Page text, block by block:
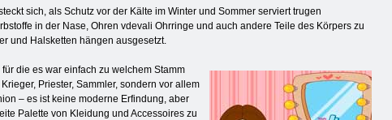
sich, als Schutz vor der Kälte im Winter und Sommer serviert trugen
in der Nase, Ohren vdevali Ohrringe und auch andere Teile des Körpers zu
und Halsketten hängen ausgesetzt.
die es war einfach zu welchem ​​Stamm
Priester, Sammler, sondern vor allem
– es ist keine moderne Erfindung, aber
Palette von Kleidung und Accessoires zu